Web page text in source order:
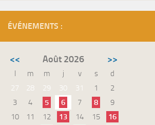
ÉVÉNEMENTS :
<< Août 2026 >>
l m m j v s
d
27
28 29 30 31 1
2
3
4 5 6 7 8
9
10
11 12 13 14 15
16